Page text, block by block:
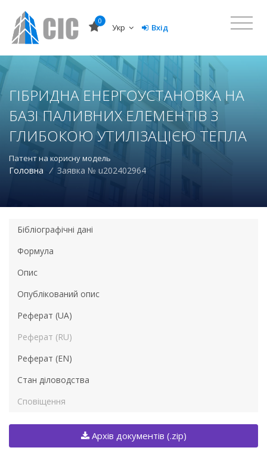
0
Укр Вхід
ГІБРИДНА ЕНЕРГОУСТАНОВКА НА
БАЗІ ПАЛИВНИХ ЕЛЕМЕНТІВ З
ГЛИБОКОЮ УТИЛІЗАЦІЄЮ ТЕПЛА
Патент на корисну модель
Головна / Заявка № u202402964
Бібліографічні дані
Формула
Опис
Опублікований опис
Реферат (UA)
Реферат (RU)
Реферат (EN)
Стан діловодства
Сповіщення
Архів документів (.zip)